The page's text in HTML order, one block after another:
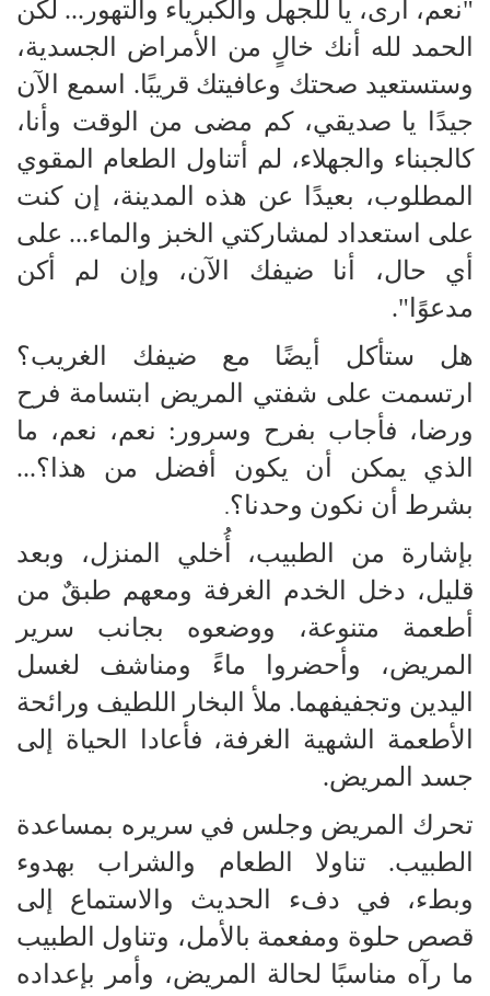
"نعم، أرى، يا للجهل والكبرياء والتهور... لكن
الحمد لله أنك خالٍ من الأمراض الجسدية،
وستستعيد صحتك وعافيتك قريبًا. اسمع الآن
جيدًا يا صديقي، كم مضى من الوقت وأنا،
كالجبناء والجهلاء، لم أتناول الطعام المقوي
المطلوب، بعيدًا عن هذه المدينة، إن كنت
على استعداد لمشاركتي الخبز والماء... على
أي حال، أنا ضيفك الآن، وإن لم أكن
مدعوًا".
هل ستأكل أيضًا مع ضيفك الغريب؟
ارتسمت على شفتي المريض ابتسامة فرح
ورضا، فأجاب بفرح وسرور: نعم، نعم، ما
الذي يمكن أن يكون أفضل من هذا؟...
بشرط أن نكون وحدنا؟.
بإشارة من الطبيب، أُخلي المنزل، وبعد
قليل، دخل الخدم الغرفة ومعهم طبقٌ من
أطعمة متنوعة، ووضعوه بجانب سرير
المريض، وأحضروا ماءً ومناشف لغسل
اليدين وتجفيفهما. ملأ البخار اللطيف ورائحة
الأطعمة الشهية الغرفة، فأعادا الحياة إلى
جسد المريض.
تحرك المريض وجلس في سريره بمساعدة
الطبيب. تناولا الطعام والشراب بهدوء
وبطء، في دفء الحديث والاستماع إلى
قصص حلوة ومفعمة بالأمل، وتناول الطبيب
ما رآه مناسبًا لحالة المريض، وأمر بإعداده